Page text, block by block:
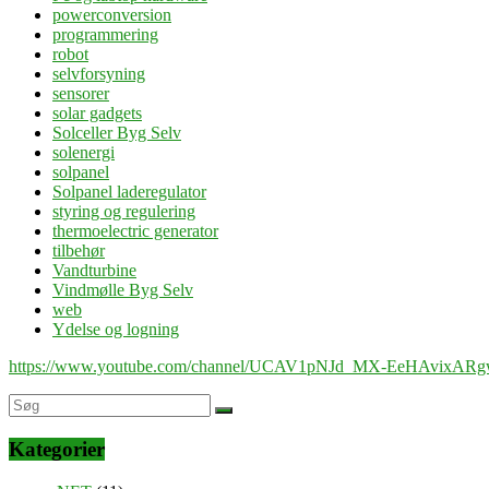
powerconversion
programmering
robot
selvforsyning
sensorer
solar gadgets
Solceller Byg Selv
solenergi
solpanel
Solpanel laderegulator
styring og regulering
thermoelectric generator
tilbehør
Vandturbine
Vindmølle Byg Selv
web
Ydelse og logning
https://www.youtube.com/channel/UCAV1pNJd_MX-
Kategorier